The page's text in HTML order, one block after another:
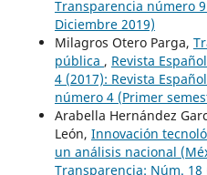
Transparencia número
Diciembre 2019)
Milagros Otero Parga,
pública , Revista
4 (2017): Revista
número 4 (Primer
Arabella Hernández
León, Innovación
un análisis nacional
Transparencia: Núm. 18